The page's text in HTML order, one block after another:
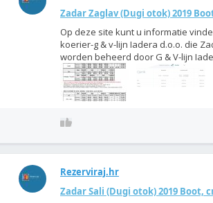
Zadar Zaglav (Dugi otok) 2019
Op deze site kunt u informatie
koerier-g & v-lijn Iadera d.o.o. die
worden beheerd door G & V-lijn
Rezerviraj.hr
Zadar Sali (Dugi otok) 2019 Boot,